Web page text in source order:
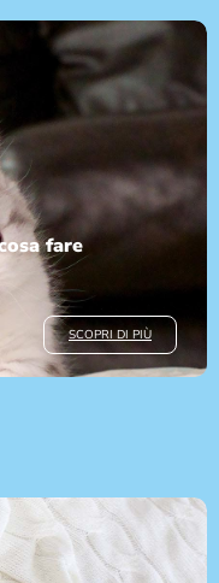
fare
SCOPRI DI PIÙ